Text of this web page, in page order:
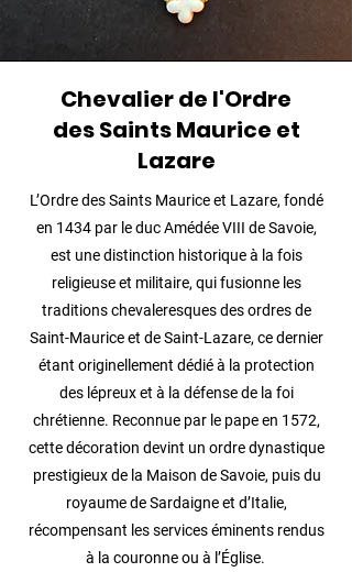
Chevalier de l'Ordre
desSaints Maurice et
Lazare
L’Ordre des Saints Maurice et Lazare, fondé
en 1434 par le duc Amédée VIII de Savoie,
est une distinction historique à la fois
religieuse et militaire, qui fusionne les
traditions chevaleresques des ordres de
Saint-Maurice et de Saint-Lazare, ce dernier
étant originellement dédié à la protection
des lépreux et à la défense de la foi
chrétienne. Reconnue par le pape en 1572,
cette décoration devint un ordre dynastique
prestigieux de la Maison de Savoie, puis du
royaume de Sardaigne et d’Italie,
récompensant les services éminents rendus
à la couronne ou à l’Église.